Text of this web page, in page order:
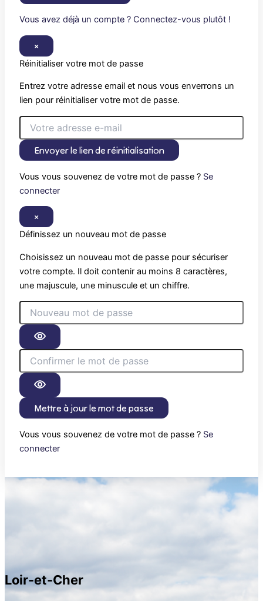
Vous avez déjà un compte ? Connectez-vous plutôt !
×
Réinitialiser votre mot de passe
Entrez votre adresse email et nous vous enverrons un
lien pour réinitialiser votre mot de passe.
Envoyer le lien de réinitialisation
Vous vous souvenez de votre mot de passe ? Se
connecter
×
Définissez un nouveau mot de passe
Choisissez un nouveau mot de passe pour sécuriser
votre compte. Il doit contenir au moins 8 caractères,
une majuscule, une minuscule et un chiffre.
Mettre à jour le mot de passe
Vous vous souvenez de votre mot de passe ? Se
connecter
Loir-et-Cher